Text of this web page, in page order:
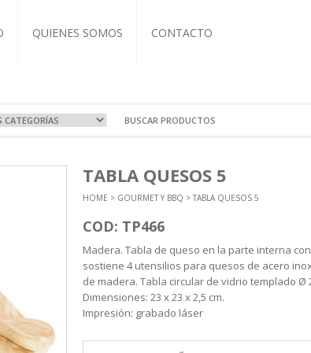
QUIENES SOMOS CONTACTO
Y VIAJE
Y TERMOS
ECO
TABLA QUESOS 5
HOME > GOURMET Y BBQ > TABLA QUESOS 5
COD: TP466
Madera. Tabla de queso en la parte interna
sostiene 4 utensilios para quesos de acero
de madera. Tabla circular de vidrio templado Ø
Dimensiones: 23 x 23 x 2,5 cm.
Impresión: grabado láser